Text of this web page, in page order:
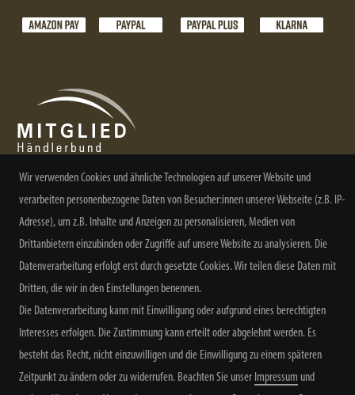
NEWSLETTER ABONNIEREN
Alle Preisangaben inkl. MwSt. zzgl. Versand
Wir verwenden Cookies und ähnliche Technologien auf unserer Website und
verarbeiten personenbezogene Daten von Besucher:innen unserer Webseite (z.B. IP-
Adresse), um z.B. Inhalte und Anzeigen zu personalisieren, Medien von
Drittanbietern einzubinden oder Zugriffe auf unsere Website zu analysieren. Die
Datenverarbeitung erfolgt erst durch gesetzte Cookies. Wir teilen diese Daten mit
Dritten, die wir in den Einstellungen benennen.
Die Datenverarbeitung kann mit Einwilligung oder aufgrund eines berechtigten
Interesses erfolgen. Die Zustimmung kann erteilt oder abgelehnt werden. Es
besteht das Recht, nicht einzuwilligen und die Einwilligung zu einem späteren
Zeitpunkt zu ändern oder zu widerrufen. Beachten Sie unser Impressum und